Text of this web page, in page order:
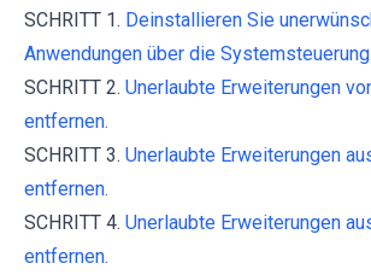
SCHRITT 1. Deinstallieren Sie
Anwendungen über die Systemsteuerung.
SCHRITT 2. Unerlaubte Erweiterungen
entfernen.
SCHRITT 3. Unerlaubte Erweiterungen
entfernen.
SCHRITT 4. Unerlaubte Erweiterungen
entfernen.